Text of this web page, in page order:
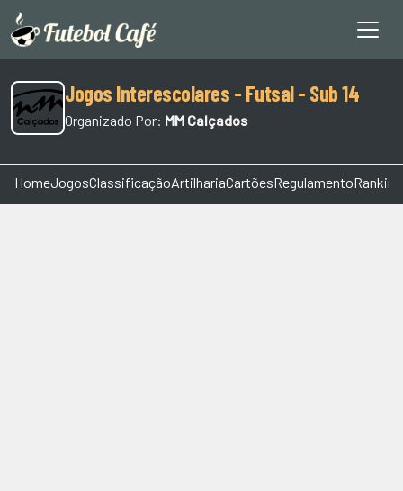
Jogos Interescolares - Futsal - Sub 14
Organizado Por: MM Calçados
HomeJogosClassificaçãoArtilhariaCartõesRegulamentoRanking